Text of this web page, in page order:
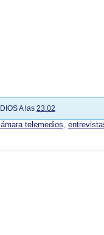
A las 23:02
telemedios,